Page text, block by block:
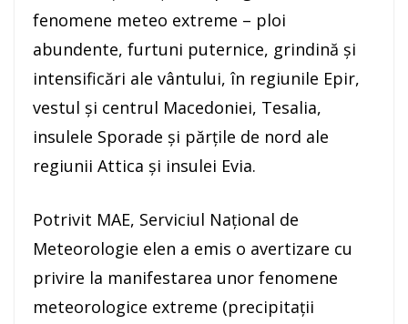
fenomene meteo extreme – ploi
abundente, furtuni puternice, grindină şi
intensificări ale vântului, în regiunile Epir,
vestul şi centrul Macedoniei, Tesalia,
insulele Sporade şi părţile de nord ale
regiunii Attica şi insulei Evia.
Potrivit MAE, Serviciul Naţional de
Meteorologie elen a emis o avertizare cu
privire la manifestarea unor fenomene
meteorologice extreme (precipitaţii